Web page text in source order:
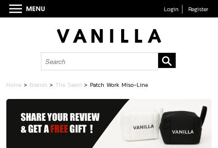
Login Register
Home > Brands >The Saem >Patch Work Miso-Line